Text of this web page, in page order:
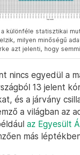
különféle statisztikai
milyen minőségű
azt jelenti, hogy
nincs egyedül a
13 jelent
és a járvány
a világban az
az Egyesült
más